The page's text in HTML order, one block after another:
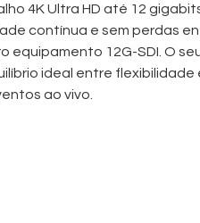
4K Ultra HD até 12
contínua e sem perdas
equipamento 12G-SDI. O
ideal entre flexibilidade
ao vivo.